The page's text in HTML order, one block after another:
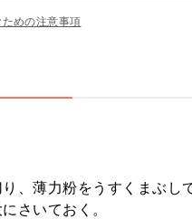
めの注意事項
、薄力粉をうすくまぶし
さいておく。